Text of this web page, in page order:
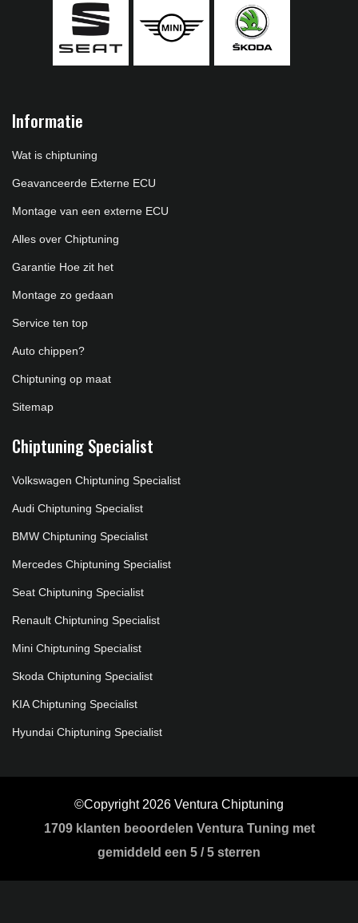
Informatie
Wat is chiptuning
Geavanceerde Externe ECU
Montage van een externe ECU
Alles over Chiptuning
Garantie Hoe zit het
Montage zo gedaan
Service ten top
Auto chippen?
Chiptuning op maat
Sitemap
Chiptuning Specialist
Volkswagen Chiptuning Specialist
Audi Chiptuning Specialist
BMW Chiptuning Specialist
Mercedes Chiptuning Specialist
Seat Chiptuning Specialist
Renault Chiptuning Specialist
Mini Chiptuning Specialist
Skoda Chiptuning Specialist
KIA Chiptuning Specialist
Hyundai Chiptuning Specialist
©Copyright 2026 Ventura Chiptuning
1709klanten beoordelen Ventura Tuning met
gemiddeld een 5 /5 sterren